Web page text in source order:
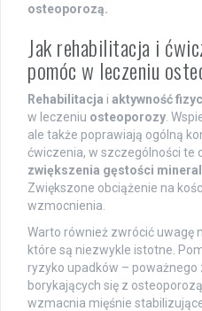
osteoporozą.
Jak rehabilitacja i
pomóc w leczeniu
Rehabilitacja i aktywność
w leczeniu osteoporozy .
ale także poprawiają ogólną
ćwiczenia, w szczególności te
zwiększenia gęstości
Zwiększone obciążenie na
wzmocnienia.
Warto również zwrócić uwagę
które są niezwykle istotne.
ryzyko upadków – poważnego
borykających się z
wzmacnia mięśnie